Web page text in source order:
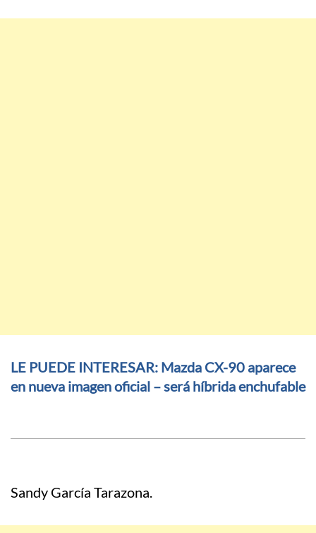
LE PUEDE INTERESAR: Mazda CX-90 aparece
en nueva imagen oficial – será híbrida enchufable
Sandy García Tarazona.